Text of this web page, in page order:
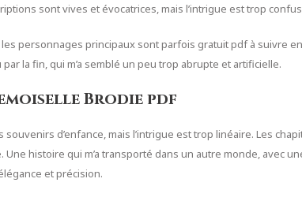
sont vives et évocatrices, mais l’intrigue est trop
personnages principaux sont parfois gratuit pdf à suivre
la fin, qui m’a semblé un peu trop abrupte et artificielle.
Brodie pdf
d’enfance, mais l’intrigue est trop linéaire. Les
histoire qui m’a transporté dans un autre monde, avec
et précision.